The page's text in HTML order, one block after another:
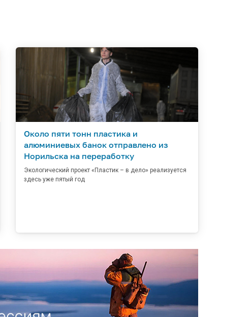
Около пяти тонн пластика и
алюминиевых банок отправлено из
Норильска на переработку
Экологический проект «Пластик – в дело» реализуется
здесь уже пятый год